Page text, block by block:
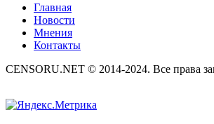
Главная
Новости
Мнения
Контакты
CENSORU.NET © 2014-2024. Все права